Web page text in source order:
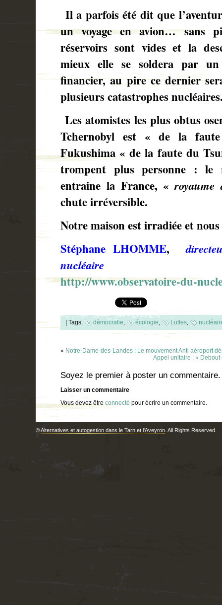
Il a parfois été dit que
un voyage en avion… sans
réservoirs sont vides et la
mieux elle se soldera par
financier, au pire ce dernier
plusieurs catastrophes
Les atomistes les plus obtus
Tchernobyl est « de la
Fukushima « de la faute du
trompent plus personne : le
entraine la France, « royaume
chute irréversible.
Notre maison est irradiée et
Stéphane LHOMME,
nucléaire
http://www.observatoire-du-
| Tags: démocratie écologie Luttes
« Notre-Dame-des-Landes : Le mouvement Anti aéroport
Appel unitaire : «
Soyez le premier à poster un commentaire.
Laisser un commentaire
Vous devez être connecté pour écrire un commentaire.
©Alternatives et autogestion dans le Tarn et l'Aveyron . All Rights Reserved.